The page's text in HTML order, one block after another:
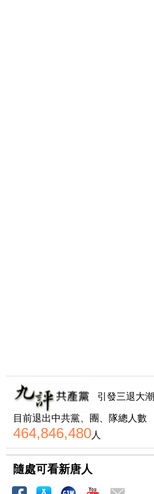
引發三退大潮
目前退出中共黨、團、隊總人數
464,846,480人
隨處可看新唐人